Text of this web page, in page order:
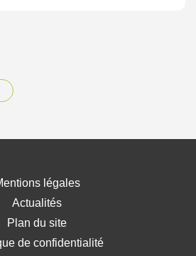
légales
Actualités
Plan du site
de confidentialité